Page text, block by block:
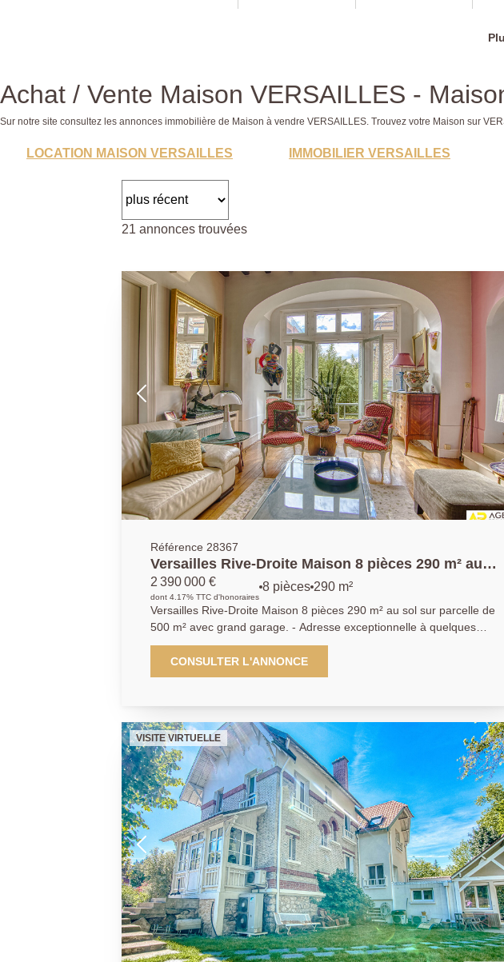
Achat / Vente Maison VERSAILLES -
Sur notre site consultez les annonces immobilière de Maison à vendre VERSAILLES. Trouvez votre Maison sur
LOCATION MAISON VERSAILLES IMMOBILIER VERSAILLES
21 annonces trouvées
Référence 28367
Versailles Rive-Droite Maison 8 pièces 290 m² au
sol sur parcelle de 500 m² avec grand garage.
2 390 000 €
dont 4.17% TTC d'honoraires
8 pièces 290 m²
Versailles Rive-Droite Maison 8 pièces 290 m² au sol sur parcelle de
500 m² avec grand garage. - Adresse exceptionnelle à quelques
minutes à pied de la gare Rive-Droite, des commerces (place du
Marché) et des écoles de renom pour cette magnifique maison
ancienne de 290 m² au sol (207.56 m² habitables) aux superbes
vestiaire, cuisine entièrement équipée donnant sur jardin, sublime
réception salon et salle à manger avec magnifique hauteur sous
plafond, poutres et cheminée, petit salon ou bureau. A l'étage: 3
chambres dont une très grande chambre parentale donnant sur une
terrasse spacieuse, vaste salle de bains. Au deuxième et dernier
étage: 3 belles chambres, salle de bains, dressing. Un sous-sol total
(avec buanderie, lingerie, cave à vin, salle de sport) complète ce
bien. Vous serez immédiatement séduits par l'emplacement, le
charme et les volumes de ce bien rarissime. Exclusivité.
CONSULTER L'ANNONCE
VISITE VIRTUELLE